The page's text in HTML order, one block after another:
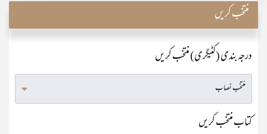
منتخب کریں
درجہ بندی (کٹیگری) منتخب کریں
کتاب منتخب کریں